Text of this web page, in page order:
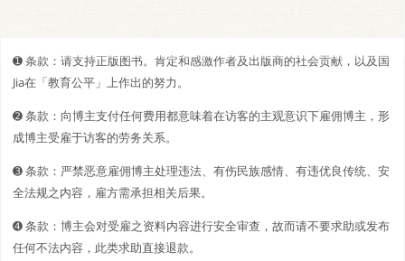
➊️ 条款：请支持正版图书。肯定和感激作者及出版商的社会贡献，以及国
Jia在「教育公平」上作出的努力。
➋️️ 条款：向博主支付任何费用都意味着在访客的主观意识下雇佣博主，形
成博主受雇于访客的劳务关系。
➌ 条款：严禁恶意雇佣博主处理违法、有伤民族感情、有违优良传统、安
全法规之内容，雇方需承担相关后果。
➍ 条款：博主会对受雇之资料内容进行安全审查，故而请不要求助或发布
任何不法内容，此类求助直接退款。